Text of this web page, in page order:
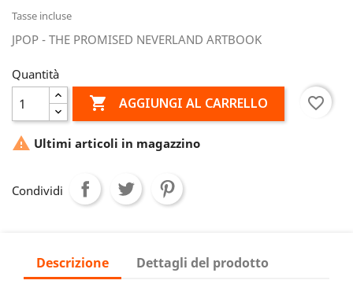
Tasse incluse
JPOP - THE PROMISED NEVERLAND ARTBOOK
Quantità
 AGGIUNGI AL CARRELLO favorite_border
 Ultimi articoli in magazzino
Condividi
Descrizione Dettagli del prodotto